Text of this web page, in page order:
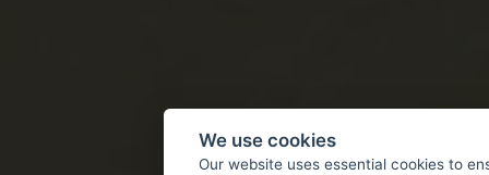
We use cookies
Our website uses essential cookies to